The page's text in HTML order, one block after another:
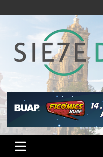
al
Semanario 7